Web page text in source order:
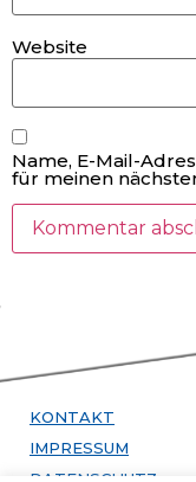
Website
Name, E-Mail-
für meinen
KONTAKT
IMPRESSUM